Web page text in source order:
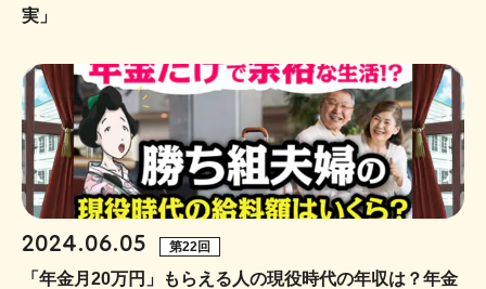
実」
2024.06.05 第22回
「年金月20万円」もらえる人の現役時代の年収は？年金